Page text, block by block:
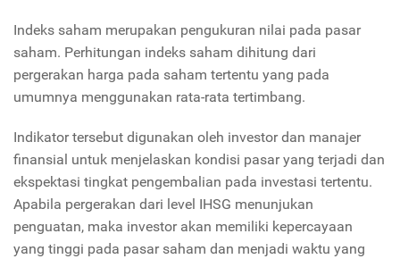
Indeks saham merupakan pengukuran nilai pada pasar
saham. Perhitungan indeks saham dihitung dari
pergerakan harga pada saham tertentu yang pada
umumnya menggunakan rata-rata tertimbang.
Indikator tersebut digunakan oleh investor dan manajer
finansial untuk menjelaskan kondisi pasar yang terjadi dan
ekspektasi tingkat pengembalian pada investasi tertentu.
Apabila pergerakan dari level IHSG menunjukan
penguatan, maka investor akan memiliki kepercayaan
yang tinggi pada pasar saham dan menjadi waktu yang